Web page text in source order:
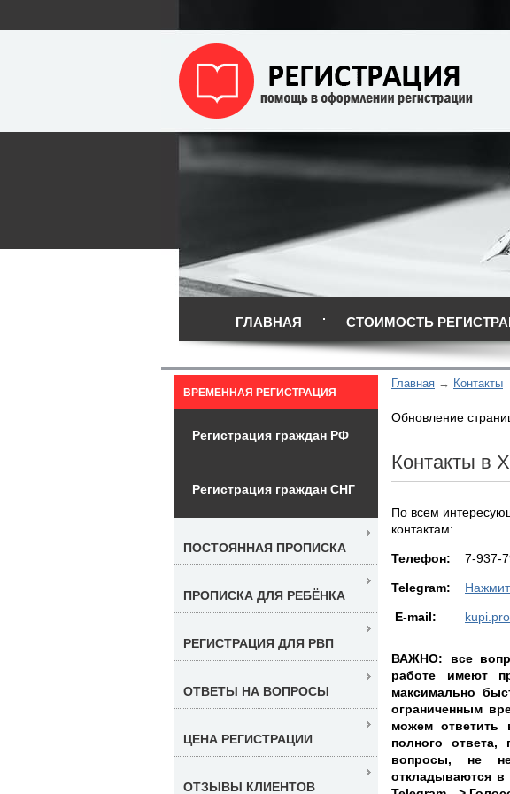
ГЛАВНАЯ СТОИМОСТЬ
Главная Контакты
Обновление
Контакты в
По всем
контактам:
Teлефон: 7-937-
Telegram:
E-mail:
ВАЖНО: все
работе имеют
максимально
ограниченным
можем ответить
полного
вопросы, не
откладываются в
ВРЕМЕННАЯ РЕГИСТРАЦИЯ
Регистрация граждан РФ
Регистрация граждан СНГ
ПОСТОЯННАЯ ПРОПИСКА
ПРОПИСКА ДЛЯ РЕБЁНКА
РЕГИСТРАЦИЯ ДЛЯ РВП
ОТВЕТЫ НА ВОПРОСЫ
ЦЕНА РЕГИСТРАЦИИ
ОТЗЫВЫ КЛИЕНТОВ